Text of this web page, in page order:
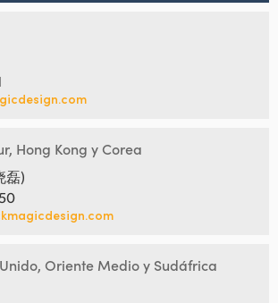
Hong Kong y Corea
磊)
Oriente Medio y Sudáfrica